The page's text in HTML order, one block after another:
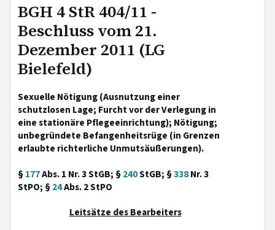
BGH 4 StR 404/11 -
Beschluss vom 21.
Dezember 2011 (LG
Bielefeld)
Sexuelle Nötigung (Ausnutzung einer
schutzlosen Lage; Furcht vor der Verlegung in
eine stationäre Pflegeeinrichtung); Nötigung;
unbegründete Befangenheitsrüge (in Grenzen
erlaubte richterliche Unmutsäußerungen).
§177Abs. 1 Nr. 3 StGB; §240StGB; §338Nr. 3
StPO; §24Abs. 2 StPO
Leitsätze des Bearbeiters